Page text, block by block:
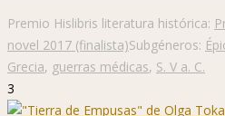
Premio Hislibris literatura histórica:
novel 2017 (finalista)Subgéneros:
Grecia, guerras médicas, S. V a. C.
3